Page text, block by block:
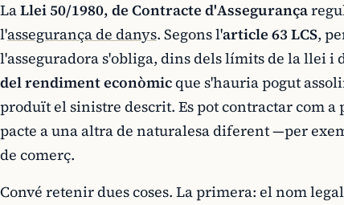
LaLlei 50/1980, de Contracte d'Assegurança
l'assegurança de danys. Segons l'article 63 LCS,
l'asseguradora s'obliga, dins dels límits de la llei
del rendiment econòmicque s'hauria pogut
produït el sinistre descrit. Es pot contractar com a
pacte a una altra de naturalesa diferent —per
de comerç.
Convé retenir dues coses. La primera: el nom